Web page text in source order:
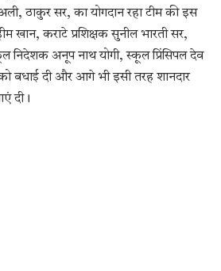
ठाकुर सर, का योगदान रहा टीम की इस
खान, कराटे प्रशिक्षक सुनील भारती सर,
निदेशक अनूप नाथ योगी, स्कूल प्रिंसिपल देव
बधाई दी और आगे भी इसी तरह शानदार
दी।